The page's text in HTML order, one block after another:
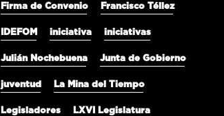
Firma de Convenio Francisco Téllez
IDEFOM iniciativa iniciativas
Julián Nochebuena Junta de Gobierno
juventud La Mina del Tiempo
Legisladores LXVI Legislatura